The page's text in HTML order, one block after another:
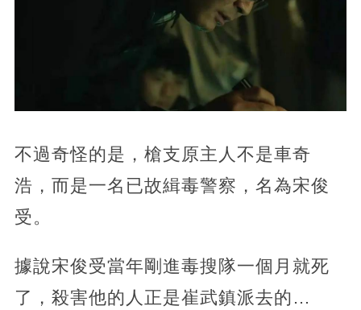
不過奇怪的是，槍支原主人不是車奇
浩，而是一名已故緝毒警察，名為宋俊
受。
據說宋俊受當年剛進毒搜隊一個月就死
了，殺害他的人正是崔武鎮派去的…